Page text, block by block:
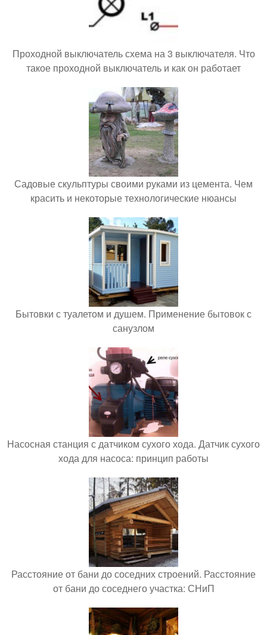
Проходной выключатель схема на 3 выключателя. Что
такое проходной выключатель и как он работает
Садовые скульптуры своими руками из цемента. Чем
красить и некоторые технологические нюансы
Бытовки с туалетом и душем. Применение бытовок с
санузлом
Насосная станция с датчиком сухого хода. Датчик сухого
хода для насоса: принцип работы
Расстояние от бани до соседних строений. Расстояние
от бани до соседнего участка: СНиП